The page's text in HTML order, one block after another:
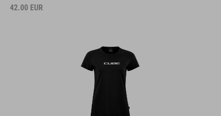
42.00 EUR